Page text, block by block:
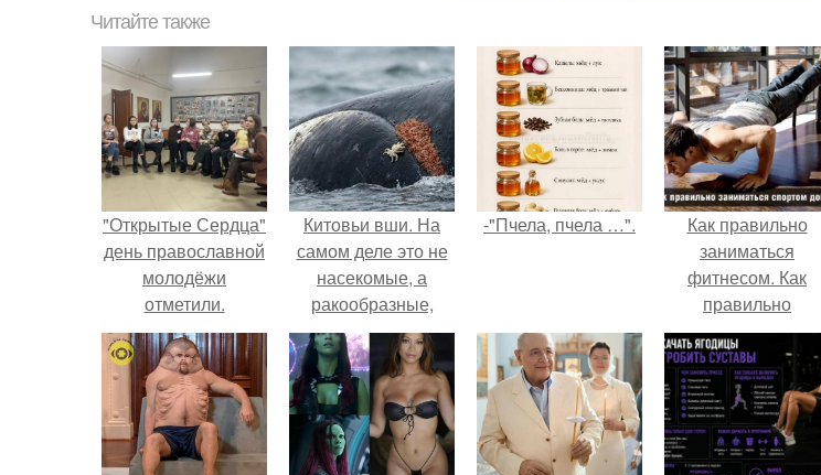
Читайте также
"Открытые Сердца"
день православной
молодёжи
отметили.
Китовьи вши. На
самом деле это не
насекомые, а
ракообразные,
относящиеся к
бокоплавам.
-"Пчела, пчела …".
Как правильно
заниматься
фитнесом. Как
правильно
заниматься
спортом в
домашних
условиях.